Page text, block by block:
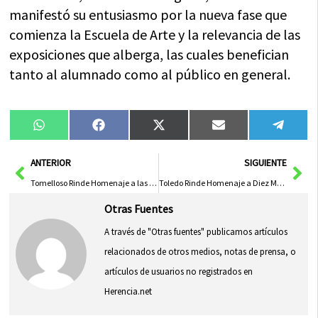
manifestó su entusiasmo por la nueva fase que
comienza la Escuela de Arte y la relevancia de las
exposiciones que alberga, las cuales benefician
tanto al alumnado como al público en general.
Compartir
en
WhatsAppCompartir
en
FacebookCompartir
en
X
(Twitter)
Compartir
en
Email
en
AntANTERIOR
Tomelloso Rinde Homenaje a las Trabajadoras del IES ‘Eladio Cabañero’ por su Compromiso en la Educación
SIGUIENTE
Toledo Rinde Homenaje a Diez Mujeres Ejemplares Que Rompen Barreras Sociales
Otras Fuentes
A través de "Otras fuentes" publicamos artículos
relacionados de otros medios, notas de prensa, o
artículos de usuarios no registrados en
Herencia.net